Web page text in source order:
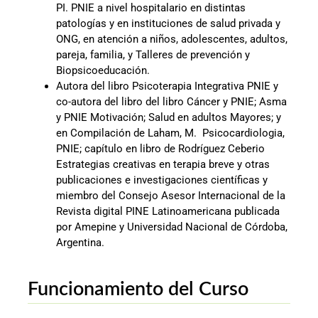
PI. PNIE a nivel hospitalario en distintas
patologías y en instituciones de salud privada y
ONG, en atención a niños, adolescentes, adultos,
pareja, familia, y Talleres de prevención y
Biopsicoeducación.
Autora del libro Psicoterapia Integrativa PNIE y
co-autora del libro del libro Cáncer y PNIE; Asma
y PNIE Motivación; Salud en adultos Mayores; y
en Compilación de Laham, M. Psicocardiologia,
PNIE; capítulo en libro de Rodríguez Ceberio
Estrategias creativas en terapia breve y otras
publicaciones e investigaciones científicas y
miembro del Consejo Asesor Internacional de la
Revista digital PINE Latinoamericana publicada
por Amepine y Universidad Nacional de Córdoba,
Argentina.
Funcionamiento del Curso